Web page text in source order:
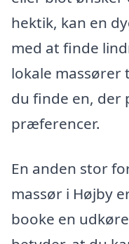
hektik, kan en
med at finde
lokale massører
du finde en, der
præferencer.
En anden stor
massør i Højby
booke en